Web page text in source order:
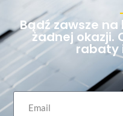
Bądź zawsze
żadnej okazji.
rabaty